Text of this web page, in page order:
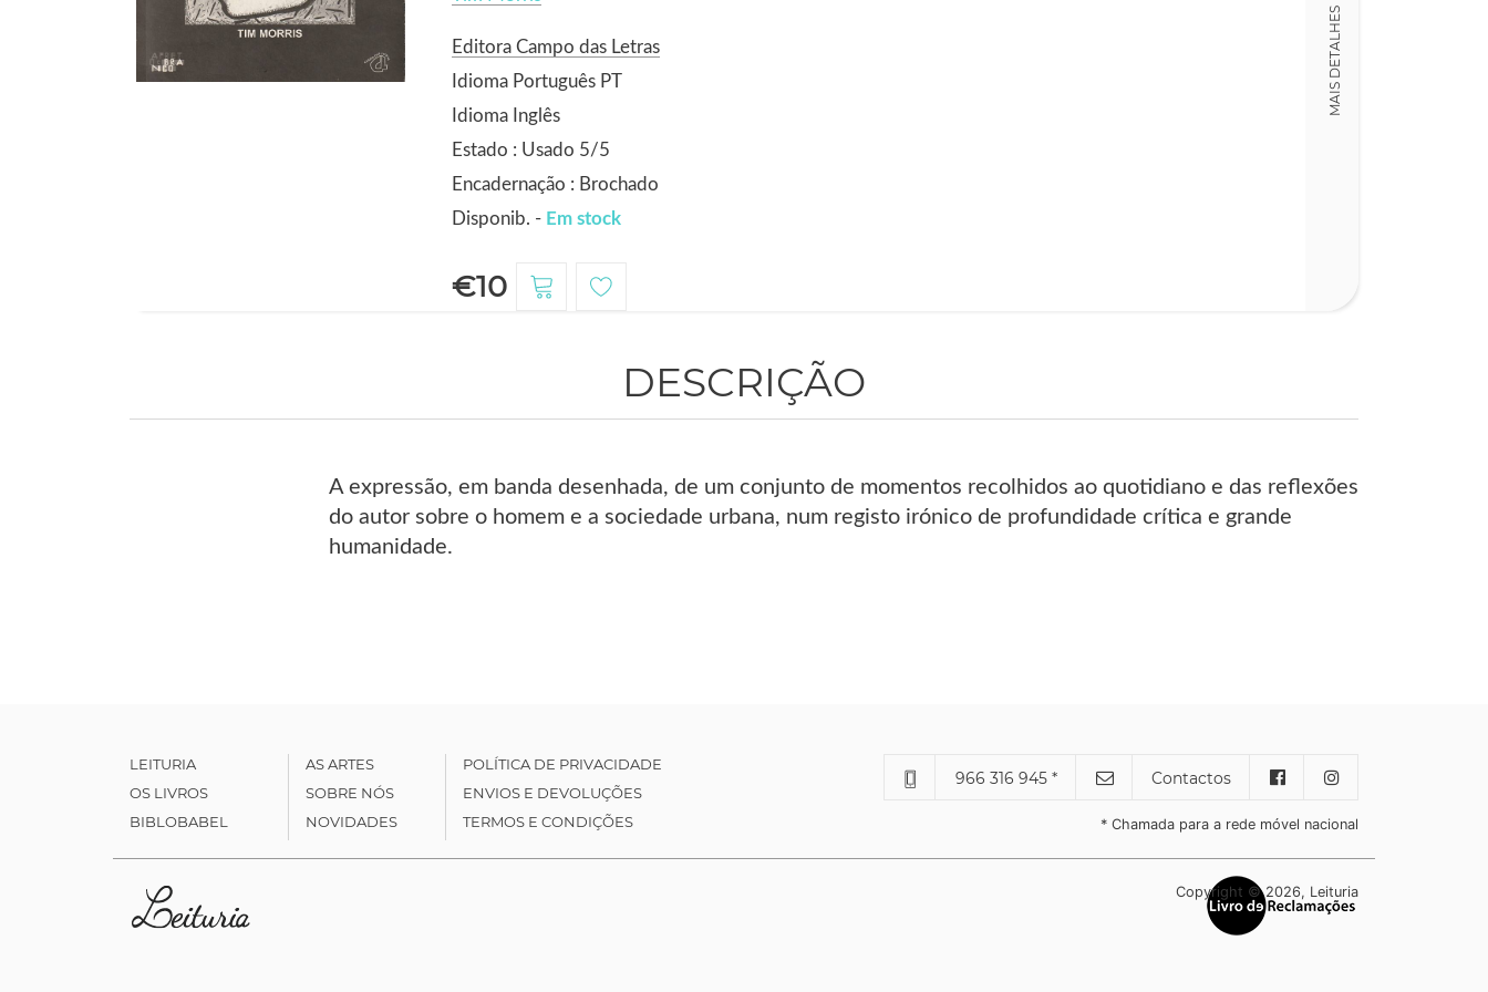
Editora Campo das Letras
Idioma Português PT
Idioma Inglês
Estado : Usado 5/5
Encadernação : Brochado
Disponib. - Em stock
€10
MAIS DETALHES
DESCRIÇÃO
A expressão, em banda desenhada, de um conjunto de momentos recolhidos ao quotidiano e das reflexões
do autor sobre o homem e a sociedade urbana, num registo irónico de profundidade crítica e grande
humanidade.
LEITURIA
OS LIVROS
BIBLOBABEL
AS ARTES
SOBRE NÓS
NOVIDADES
POLÍTICA DE PRIVACIDADE
ENVIOS E DEVOLUÇÕES
TERMOS E CONDIÇÕES
966 316 945 * Contactos
* Chamada para a rede móvel nacional
Copyright © 2026, Leituria